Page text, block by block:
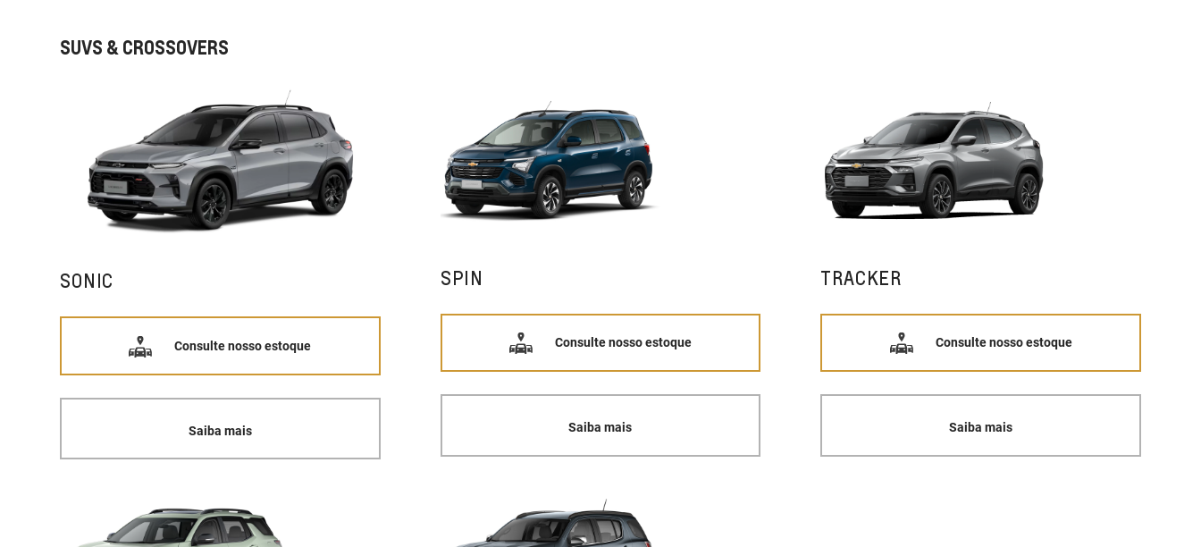
SUVS & CROSSOVERS
SONIC
Consulte nosso estoque
Saiba mais
SPIN
Consulte nosso estoque
Saiba mais
TRACKER
Consulte nosso estoque
Saiba mais